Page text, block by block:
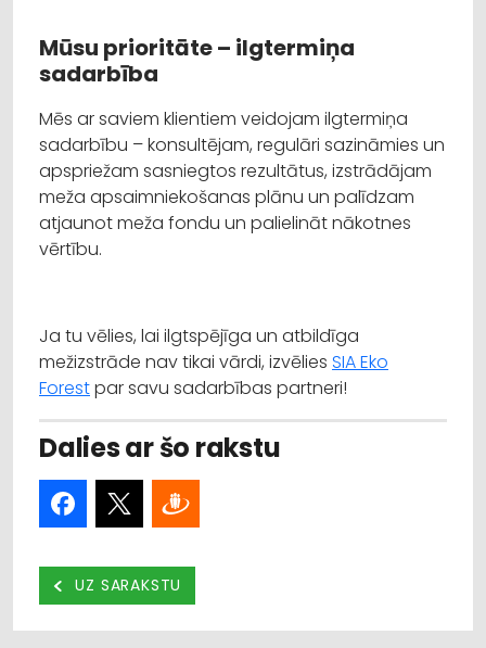
Mūsu prioritāte – ilgtermiņa
sadarbība
Mēs ar saviem klientiem veidojam ilgtermiņa
sadarbību – konsultējam, regulāri sazināmies un
apspriežam sasniegtos rezultātus, izstrādājam
meža apsaimniekošanas plānu un palīdzam
atjaunot meža fondu un palielināt nākotnes
vērtību.
Ja tu vēlies, lai ilgtspējīga un atbildīga
mežizstrāde nav tikai vārdi, izvēlies SIA Eko
Forestpar savu sadarbības partneri!
Dalies ar šo rakstu
UZ SARAKSTU